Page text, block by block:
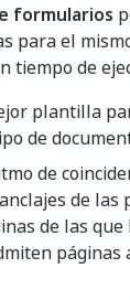
formularios
para el
tiempo de
plantilla
de
de
de las
de las
páginas